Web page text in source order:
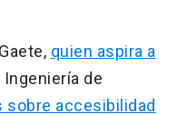
quien aspira a
de
sobre accesibilidad